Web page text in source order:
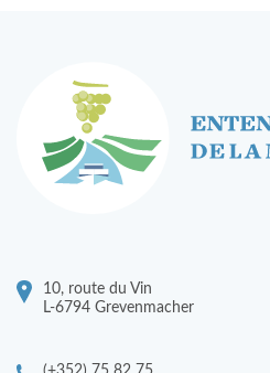
10, route du Vin
L-6794 Grevenmacher